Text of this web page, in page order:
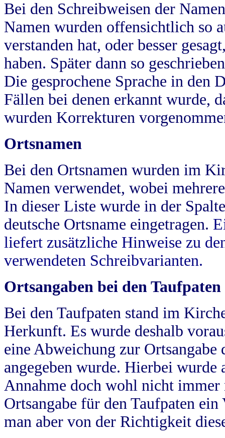
Bei den Schreibweisen der
Namen wurden offensichtlich so
verstanden hat, oder besser
haben. Später dann so
Die gesprochene Sprache in
Fällen bei denen erkannt wurde,
wurden Korrekturen
Ortsnamen
Bei den Ortsnamen wurden im
Namen verwendet, wobei
In dieser Liste wurde in der
deutsche Ortsname eingetragen.
liefert zusätzliche Hinweise zu
verwendeten Schreibvarianten.
Ortsangaben bei den Taufpaten
Bei den Taufpaten stand im
Herkunft. Es wurde deshalb
eine Abweichung zur
angegeben wurde. Hierbei wurde
Annahme doch wohl nicht
Ortsangabe für den Taufpaten
man aber von der Richtigkeit